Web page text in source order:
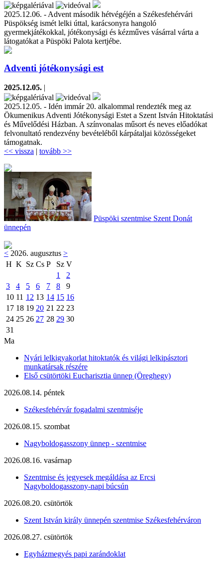
2025.12.06. - Advent második hétvégéjén a Székesfehérvári
Püspökség ismét lelki úttal, karácsonyra hangoló
gyermekjátékokkal, jótékonysági és kézműves vásárral várta a
látogatókat a Püspöki Palota kertjébe.
Adventi jótékonysági est
2025.12.05. |
2025.12.05. - Idén immár 20. alkalommal rendezték meg az
Ökumenikus Adventi Jótékonysági Estet a Szent István Hitoktatási
és Művelődési Házban. A színvonalas műsort és neves előadókat
felvonultató rendezvény bevételéből kárpátaljai közösségeket
támogatnak.
<< vissza | tovább >>
Püspöki szentmise Szent Donát
ünnepén
< 2026. augusztus >
H K Sz Cs P Sz V
1
2
3
4 5 6 7 8
9
10 11 12 13 14 15 16
17 18 19 20 21 22 23
24 25 26 27 28 29 30
31
Ma
Nyári lelkigyakorlat hitoktatók és világi lelkipásztori
munkatársak részére
Első csütörtöki Eucharisztia ünnep (Öreghegy)
2026.08.14. péntek
Székesfehérvár fogadalmi szentmiséje
2026.08.15. szombat
Nagyboldogasszony ünnep - szentmise
2026.08.16. vasárnap
Szentmise és jegyesek megáldása az Ercsi
Nagyboldogasszony-napi búcsún
2026.08.20. csütörtök
Szent István király ünnepén szentmise Székesfehérváron
2026.08.27. csütörtök
Egyházmegyés papi zarándoklat